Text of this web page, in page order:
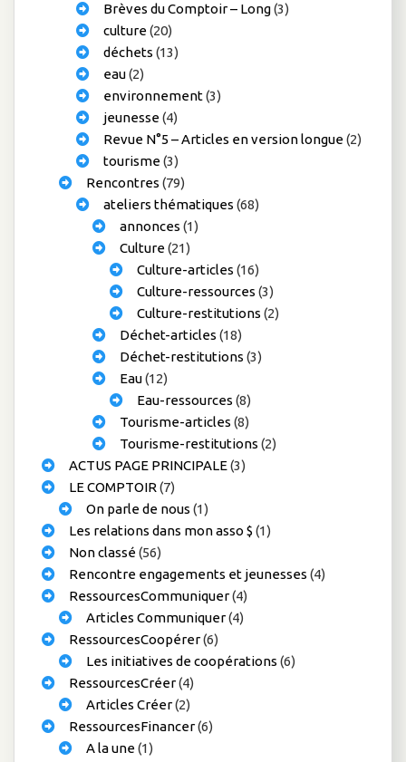
Brèves du Comptoir – Long(3)
culture(20)
déchets (13)
eau(2)
environnement(3)
jeunesse(4)
Revue N°5 – Articles en version longue(2)
tourisme(3)
Rencontres (79)
ateliers thématiques (68)
annonces (1)
Culture(21)
Culture-articles (16)
Culture-ressources (3)
Culture-restitutions (2)
Déchet-articles (18)
Déchet-restitutions (3)
Eau(12)
Eau-ressources (8)
Tourisme-articles (8)
Tourisme-restitutions (2)
ACTUS PAGE PRINCIPALE(3)
LE COMPTOIR (7)
On parle de nous (1)
Les relations dans mon asso $ (1)
Non classé(56)
Rencontre engagements et jeunesses (4)
RessourcesCommuniquer(4)
Articles Communiquer(4)
RessourcesCoopérer(6)
Les initiatives de coopérations (6)
RessourcesCréer(4)
Articles Créer(2)
RessourcesFinancer(6)
A la une(1)